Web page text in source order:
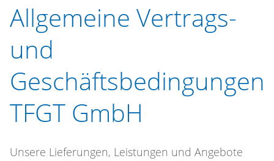
Allgemeine Vertrags-
und
Geschäftsbedingungen
TFGT GmbH
Unsere Lieferungen, Leistungen und Angebote